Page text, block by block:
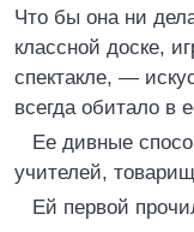
Что бы она ни
классной доске,
спектакле, —
всегда обитало в
Ее дивные
учителей,
Ей первой